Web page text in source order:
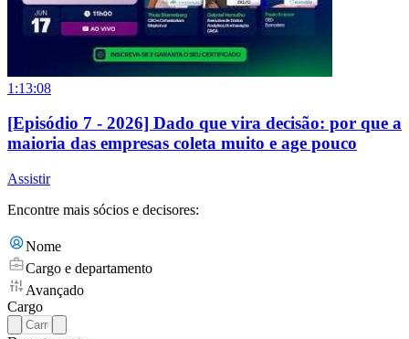
1:13:08
[Episódio 7 - 2026] Dado que vira decisão: por que a
maioria das empresas coleta muito e age pouco
Assistir
Encontre mais sócios e decisores:
Nome
Cargo e departamento
Avançado
Cargo